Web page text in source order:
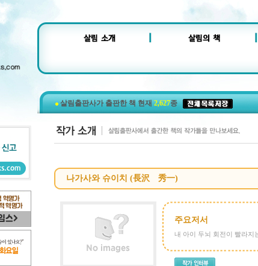
살림출판사가 출판한 책 현재2,627종
나가사와 슈이치 (長沢 秀一)
주요저서
내 아이 두뇌 회전이 빨라지